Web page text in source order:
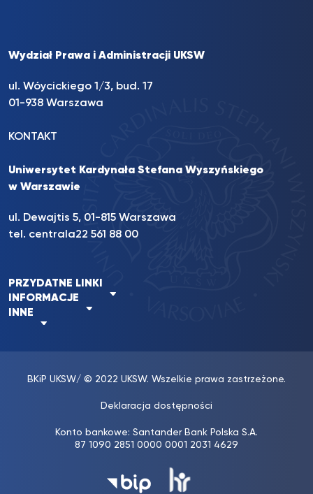
Wydział Prawa i Administracji UKSW
ul. Wóycickiego 1/3, bud. 17
01-938 Warszawa
KONTAKT
Uniwersytet Kardynała Stefana Wyszyńskiego
w Warszawie
ul. Dewajtis 5, 01-815 Warszawa
tel. centrala22 561 88 00
PRZYDATNE LINKI
INFORMACJE
INNE
BKiP UKSW/ © 2022 UKSW. Wszelkie prawa zastrzeżone.
Deklaracja dostępności
Konto bankowe: Santander Bank Polska S.A.
87 1090 2851 0000 0001 2031 4629